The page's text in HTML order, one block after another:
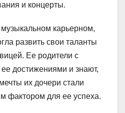
и концерты.
карьерном,
развить свои таланты
Ее родители с
ее достижениями и знают,
их дочери стали
фактором для ее успеха.